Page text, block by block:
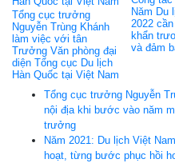
Tổng cục trưởng
Nguyễn Trùng Khánh
làm việc với tân
Trưởng Văn phòng đại
diện Tổng cục Du lịch
Hàn Quốc tại Việt Nam
Năm Du
2022
khẩn
và đảm
Tổng cục trưởng Nguyễn
nội địa khi bước vào năm
trưởng
Năm 2021: Du lịch Việt
hoạt, từng bước phục hồi